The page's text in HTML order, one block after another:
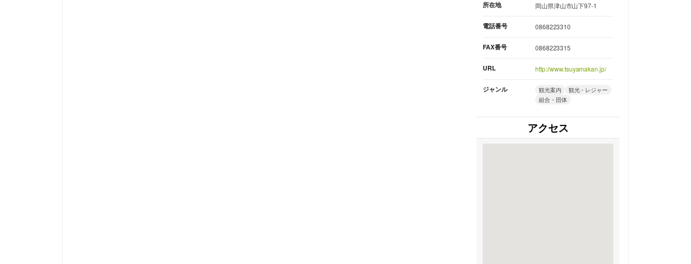
所在地 岡山県津山市山下97-1
電話番号 0868223310
FAX番号 0868223315
URL http://www.tsuyamakan.jp/
ジャンル 観光案内
観光・レジャー
組合・団体
アクセス